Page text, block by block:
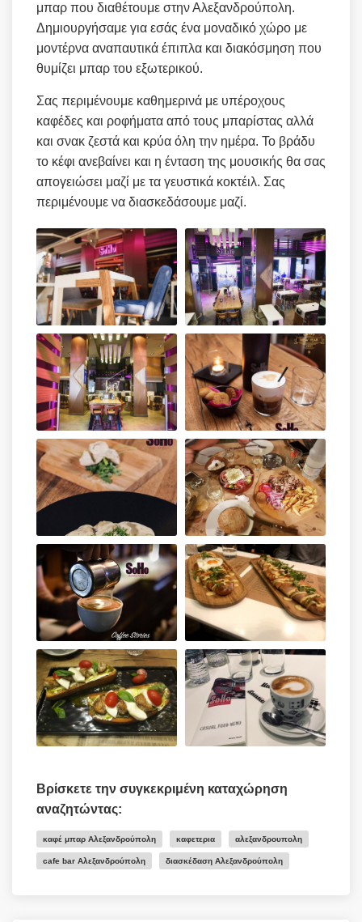
μπαρ που διαθέτουμε στην Αλεξανδρούπολη.
Δημιουργήσαμε για εσάς ένα μοναδικό χώρο με
μοντέρνα αναπαυτικά έπιπλα και διακόσμηση που
θυμίζει μπαρ του εξωτερικού.
Σας περιμένουμε καθημερινά με υπέροχους
καφέδες και ροφήματα από τους μπαρίστας αλλά
και σνακ ζεστά και κρύα όλη την ημέρα. Το βράδυ
το κέφι ανεβαίνει και η ένταση της μουσικής θα σας
απογειώσει μαζί με τα γευστικά κοκτέιλ. Σας
περιμένουμε να διασκεδάσουμε μαζί.
Βρίσκετε την συγκεκριμένη καταχώρηση
αναζητώντας:
καφέ μπαρ Αλεξανδρούπολη καφετερια αλεξανδρουπολη
cafe bar Αλεξανδρούπολη διασκέδαση Αλεξανδρούπολη